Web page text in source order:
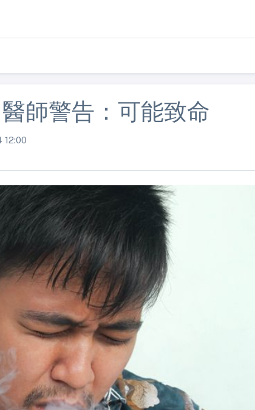
師警告：可能致命
12:00